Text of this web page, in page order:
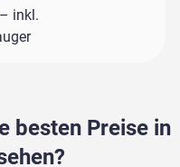
inkl.
besten Preise in